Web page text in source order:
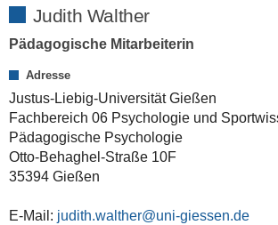
Judith Walther
Pädagogische Mitarbeiterin
Adresse
Justus-Liebig-Universität Gießen
Fachbereich 06 Psychologie und
Pädagogische Psychologie
Otto-Behaghel-Straße 10F
35394 Gießen
E-Mail: judith.walther